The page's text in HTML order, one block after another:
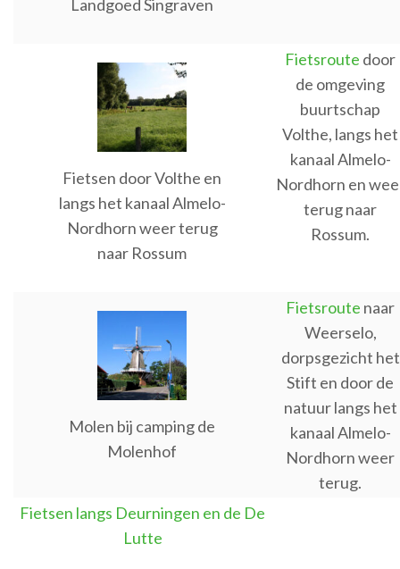
Landgoed Singraven
Fietsen door Volthe en
langs het kanaal Almelo-
Nordhorn weer terug
naar Rossum
Fietsroute door
de omgeving
buurtschap
Volthe, langs het
kanaal Almelo-
Nordhorn en
terug naar
Rossum.
Molen bij camping de
Molenhof
Fietsroute naar
Weerselo,
dorpsgezicht het
Stift en door de
natuur langs het
kanaal Almelo-
Nordhorn weer
terug.
Fietsen langs Deurningen en de De
Lutte